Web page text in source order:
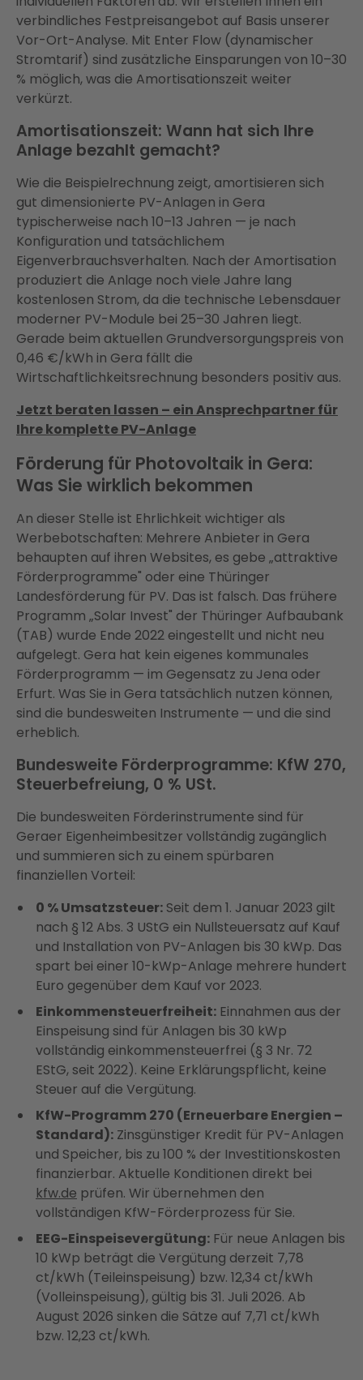
verbindliches Festpreisangebot auf Basis unserer
Vor-Ort-Analyse. Mit Enter Flow (dynamischer
Stromtarif) sind zusätzliche Einsparungen von 10–30
% möglich, was die Amortisationszeit weiter
verkürzt.
Amortisationszeit: Wann hat sich Ihre
Anlage bezahlt gemacht?
Wie die Beispielrechnung zeigt, amortisieren sich
gut dimensionierte PV-Anlagen in Gera
typischerweise nach 10–13 Jahren — je nach
Konfiguration und tatsächlichem
Eigenverbrauchsverhalten. Nach der Amortisation
produziert die Anlage noch viele Jahre lang
kostenlosen Strom, da die technische Lebensdauer
moderner PV-Module bei 25–30 Jahren liegt.
Gerade beim aktuellen Grundversorgungspreis von
0,46 €/kWh in Gera fällt die
Wirtschaftlichkeitsrechnung besonders positiv aus.
Jetzt beraten lassen – ein Ansprechpartner für
Ihre komplette PV-Anlage
Förderung für Photovoltaik in Gera:
Was Sie wirklich bekommen
An dieser Stelle ist Ehrlichkeit wichtiger als
Werbebotschaften: Mehrere Anbieter in Gera
behaupten auf ihren Websites, es gebe „attraktive
Förderprogramme" oder eine Thüringer
Landesförderung für PV. Das ist falsch. Das frühere
Programm „Solar Invest" der Thüringer Aufbaubank
(TAB) wurde Ende 2022 eingestellt und nicht neu
aufgelegt. Gera hat kein eigenes kommunales
Förderprogramm — im Gegensatz zu Jena oder
Erfurt. Was Sie in Gera tatsächlich nutzen können,
sind die bundesweiten Instrumente — und die sind
erheblich.
Bundesweite Förderprogramme: KfW 270,
Steuerbefreiung, 0 % USt.
Die bundesweiten Förderinstrumente sind für
Geraer Eigenheimbesitzer vollständig zugänglich
und summieren sich zu einem spürbaren
finanziellen Vorteil:
0 % Umsatzsteuer: Seit dem 1. Januar 2023 gilt
nach § 12 Abs. 3 UStG ein Nullsteuersatz auf Kauf
und Installation von PV-Anlagen bis 30 kWp. Das
spart bei einer 10-kWp-Anlage mehrere hundert
Euro gegenüber dem Kauf vor 2023.
Einkommensteuerfreiheit: Einnahmen aus der
Einspeisung sind für Anlagen bis 30 kWp
vollständig einkommensteuerfrei (§ 3 Nr. 72
EStG, seit 2022). Keine Erklärungspflicht, keine
Steuer auf die Vergütung.
KfW-Programm 270 (Erneuerbare Energien –
Standard): Zinsgünstiger Kredit für PV-Anlagen
und Speicher, bis zu 100 % der Investitionskosten
finanzierbar. Aktuelle Konditionen direkt bei
kfw.de prüfen. Wir übernehmen den
vollständigen KfW-Förderprozess für Sie.
EEG-Einspeisevergütung: Für neue Anlagen bis
10 kWp beträgt die Vergütung derzeit 7,78
ct/kWh (Teileinspeisung) bzw. 12,34 ct/kWh
(Volleinspeisung), gültig bis 31. Juli 2026. Ab
August 2026 sinken die Sätze auf 7,71 ct/kWh
bzw. 12,23 ct/kWh.